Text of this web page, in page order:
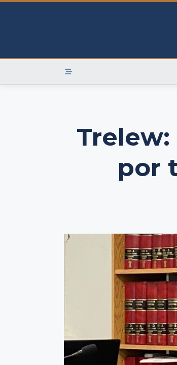
Skip
por